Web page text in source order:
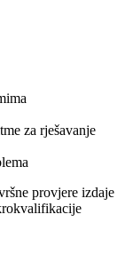
za rješavanje
provjere izdaje